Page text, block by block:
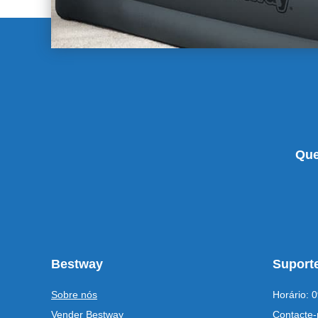
Bestway
Sobre nós
Vender Bestway
Horário: